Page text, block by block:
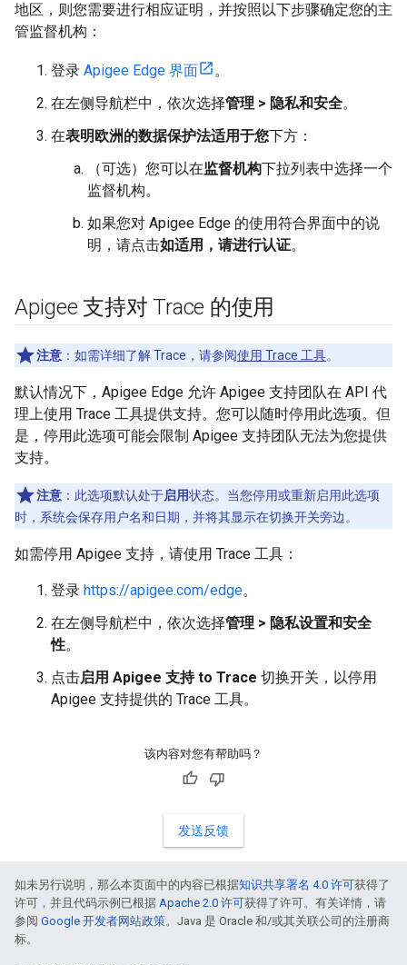
地区，则您需要进行相应证明，并按照以下步骤确定您的主
管监督机构：
登录 Apigee Edge 界面
。
在左侧导航栏中，依次选择管理 > 隐私和安全。
在表明欧洲的数据保护法适用于您下方：
（可选）您可以在监督机构下拉列表中选择一个
监督机构。
如果您对 Apigee Edge 的使用符合界面中的说
明，请点击如适用，请进行认证。
Apigee 支持对 Trace 的使用
注意 ：如需详细了解 Trace，请参阅使用 Trace 工具。
默认情况下，Apigee Edge 允许 Apigee 支持团队在 API 代
理上使用 Trace 工具提供支持。您可以随时停用此选项。但
是，停用此选项可能会限制 Apigee 支持团队无法为您提供
支持。
注意 ：此选项默认处于启用状态。当您停用或重新启用此选项
时，系统会保存用户名和日期，并将其显示在切换开关旁边。
如需停用 Apigee 支持，请使用 Trace 工具：
登录 https://apigee.com/edge。
在左侧导航栏中，依次选择管理 > 隐私设置和安全
性。
点击启用 Apigee 支持 to Trace 切换开关，以停用
Apigee 支持提供的 Trace 工具。
该内容对您有帮助吗？
发送反馈
如未另行说明，那么本页面中的内容已根据知识共享署名 4.0 许可获得了
许可，并且代码示例已根据 Apache 2.0 许可获得了许可。有关详情，请
参阅 Google 开发者网站政策。Java 是 Oracle 和/或其关联公司的注册商
标。